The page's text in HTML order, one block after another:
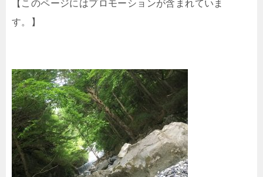
【このページにはプロモーションが含まれていま
す。】